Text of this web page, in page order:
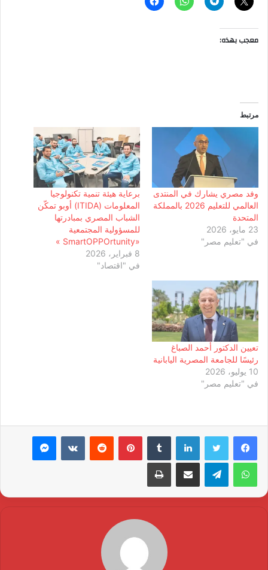
معجب بهذه:
مرتبط
وفد مصري يشارك في المنتدى
العالمي للتعليم 2026 بالمملكة
المتحدة
23 مايو، 2026
في "تعليم مصر"
برعاية هيئة تنمية تكنولوجيا
المعلومات (ITIDA) أوبو تمكّن
الشباب المصري بمبادرتها
للمسؤولية المجتمعية
«SmartOPPOrtunity »
8 فبراير، 2026
في "اقتصاد"
تعيين الدكتور أحمد الصباغ
رئيسًا للجامعة المصرية اليابانية
10 يوليو، 2026
في "تعليم مصر"
لينكدإن بينتيريست ماسنجر
واتساب تيلقرام مشاركة عبر البريد طباعة